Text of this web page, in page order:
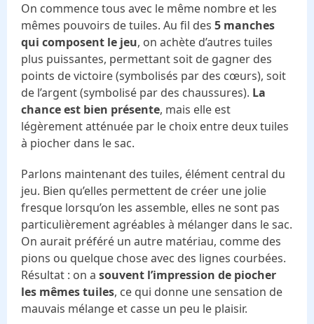
On commence tous avec le même nombre et les
mêmes pouvoirs de tuiles. Au fil des 5 manches
qui composent le jeu, on achète d’autres tuiles
plus puissantes, permettant soit de gagner des
points de victoire (symbolisés par des cœurs), soit
de l’argent (symbolisé par des chaussures). La
chance est bien présente, mais elle est
légèrement atténuée par le choix entre deux tuiles
à piocher dans le sac.
Parlons maintenant des tuiles, élément central du
jeu. Bien qu’elles permettent de créer une jolie
fresque lorsqu’on les assemble, elles ne sont pas
particulièrement agréables à mélanger dans le sac.
On aurait préféré un autre matériau, comme des
pions ou quelque chose avec des lignes courbées.
Résultat : on a souvent l’impression de piocher
les mêmes tuiles, ce qui donne une sensation de
mauvais mélange et casse un peu le plaisir.